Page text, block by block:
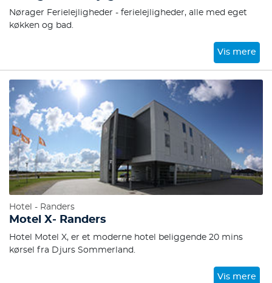
Nørager Ferielejligheder - ferielejligheder, alle med eget
køkken og bad.
Vis mere
Hotel - Randers
Motel X- Randers
Hotel Motel X, er et moderne hotel beliggende 20 mins
kørsel fra Djurs Sommerland.
Vis mere